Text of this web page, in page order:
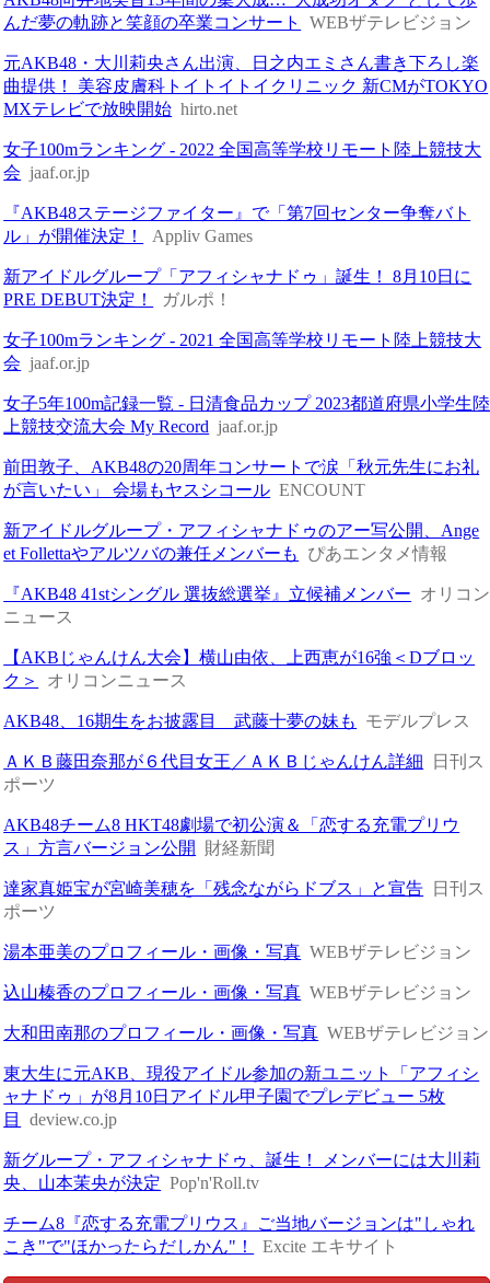
んだ夢の軌跡と笑顔の卒業コンサート
WEBザテレビジョン
元AKB48・大川莉央さん出演、日之内エミさん書き下ろし楽
曲提供！ 美容皮膚科トイトイトイクリニック 新CMがTOKYO
MXテレビで放映開始 hirto.net
女子100mランキング - 2022 全国高等学校リモート陸上競技大
会 jaaf.or.jp
『AKB48ステージファイター』で「第7回センター争奪バト
ル」が開催決定！
Appliv Games
新アイドルグループ「アフィシャナドゥ」誕生！ 8月10日に
PRE DEBUT決定！
ガルポ！
女子100mランキング - 2021 全国高等学校リモート陸上競技大
会 jaaf.or.jp
女子5年100m記録一覧 - 日清食品カップ 2023都道府県小学生陸
上競技交流大会 My Record jaaf.or.jp
前田敦子、AKB48の20周年コンサートで涙「秋元先生にお礼
が言いたい」 会場もヤスシコール ENCOUNT
新アイドルグループ・アフィシャナドゥのアー写公開、Ange
et Follettaやアルツバの兼任メンバーも
ぴあエンタメ情報
『AKB48 41stシングル 選抜総選挙』立候補メンバー オリコン
ニュース
【AKBじゃんけん大会】横山由依、上西恵が16強＜Dブロッ
ク＞
オリコンニュース
AKB48、16期生をお披露目 武藤十夢の妹も モデルプレス
ＡＫＢ藤田奈那が６代目女王／ＡＫＢじゃんけん詳細
日刊ス
ポーツ
AKB48チーム8 HKT48劇場で初公演＆「恋する充電プリウ
ス」方言バージョン公開
財経新聞
達家真姫宝が宮崎美穂を「残念ながらドブス」と宣告
日刊ス
ポーツ
湯本亜美のプロフィール・画像・写真 WEBザテレビジョン
込山榛香のプロフィール・画像・写真 WEBザテレビジョン
大和田南那のプロフィール・画像・写真 WEBザテレビジョン
東大生に元AKB、現役アイドル参加の新ユニット「アフィシ
ャナドゥ」が8月10日アイドル甲子園でプレデビュー 5枚
目
deview.co.jp
新グループ・アフィシャナドゥ、誕生！ メンバーには大川莉
央、山本茉央が決定 Pop'n'Roll.tv
チーム8『恋する充電プリウス』ご当地バージョンは"しゃれ
こき"で"ほかったらだしかん"！
Excite エキサイト